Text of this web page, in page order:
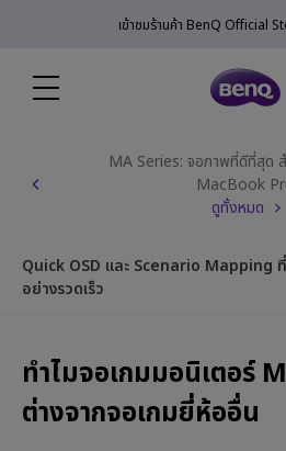
เข้าชมร้านค้า BenQ Official
MA Series: จอภาพที่ดีที่สุด
MacBook
ดูทั้งหมด
Quick OSD และ Scenario Mapping
อย่างรวดเร็ว
Light Tuner ปรับแต่งภาพด้วยแสงหลายระ
ทำไมจอเกมมอนิเตอร์
ต่างจากจอเกมยี่ห้ออื่น